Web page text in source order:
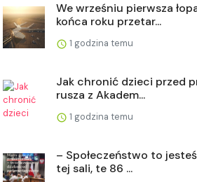
We wrześniu pierwsza
końca roku przetar...
1 godzina temu
Jak chronić dzieci przed
rusza z Akadem...
1 godzina temu
– Społeczeństwo to
tej sali, te 86 ...